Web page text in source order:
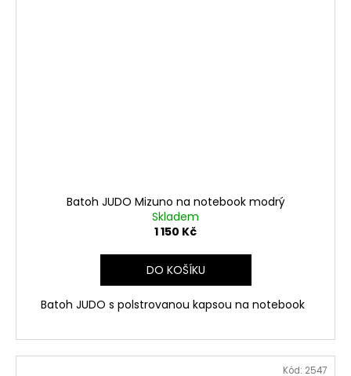
Batoh JUDO Mizuno na notebook modrý
Skladem
1 150 Kč
DO KOŠÍKU
Batoh JUDO s polstrovanou kapsou na notebook
Kód: 2547